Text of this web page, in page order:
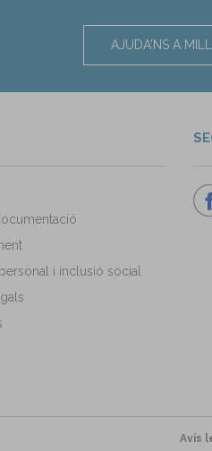
AJUDA'NS A
i inclusió social
Avís